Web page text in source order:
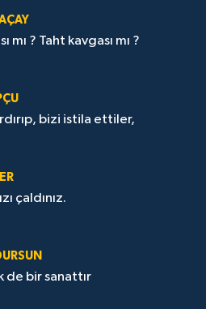
mı ? Taht kavgası mı ?
bizi istila ettiler,
çaldınız.
de bir sanattır